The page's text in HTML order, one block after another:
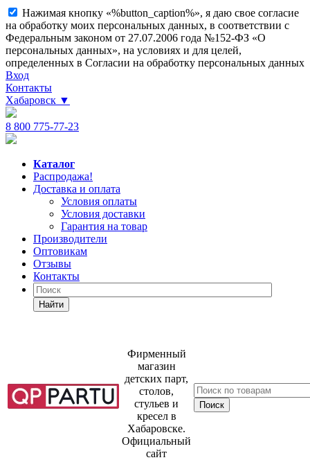
Нажимая кнопку «%button_caption%», я даю свое согласие
на обработку моих персональных данных, в соответствии с
Федеральным законом от 27.07.2006 года №152-ФЗ «О
персональных данных», на условиях и для целей,
определенных в Согласии на обработку персональных данных
Вход
Контакты
Хабаровск ▼
8 800 775-77-23
Каталог
Распродажа!
Доставка и оплата
Условия оплаты
Условия доставки
Гарантия на товар
Производители
Оптовикам
Отзывы
Контакты
Найти
Фирменный
магазин
детских парт,
столов,
стульев и
кресел в
Хабаровске.
Официальный
сайт